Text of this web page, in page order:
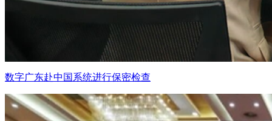
数字广东赴中国系统进行保密检查